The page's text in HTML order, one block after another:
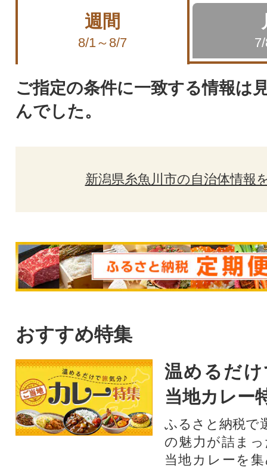
週間
8/1～8/7
ご指定の条件に一致する情報は
んでした。
新潟県糸魚川市の自治体情報
おすすめ特集
温めるだ
当地カレー
ふるさと納税で
の魅力が詰ま
当地カレーを